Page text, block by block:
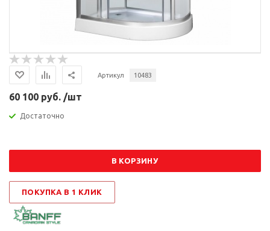
Артикул 10483
60 100 руб. /шт
Достаточно
В КОРЗИНУ
ПОКУПКА В 1 КЛИК